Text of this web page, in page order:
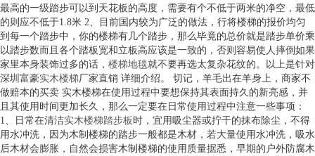
最高的一级踏步可以到天花板的高度，需要有个不低于两米的净空，最低
的则应不低于1.8米 2、目前国内较为广泛的做法，行将楼梯的报价均匀
到每一个踏步中，你的楼梯有几个踏步，那么毕竟的总价就是踏步单价乘
以踏步数而且各个踏板宽和立板高应该是一致的，否则容易使人摔倒如果
家里本身装饰过多的话， 楼梯地毯就不要再选太复杂花纹的。以上是针对
深圳富豪实木楼梯厂家直销 详细介绍。 切记，羊毛出在羊身上，商家不
做赔本的买卖 实木楼梯在使用过程中要想保持其表面持久的新亮感，并
且其使用时间更加长久，那么一定要在日常使用过程中注意一些事项：
1、日常在清洁实木楼梯踏步板 时，宜用吸尘器或拧干的抹布除尘，不得
用水冲洗，因为木制楼梯的踏步一般都是木材，若大量使用水冲洗，吸水
后木材会膨胀，自然会损害木制楼梯的使用质量据悉，早期的户外防腐木